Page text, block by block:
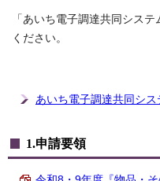
「あいち電子調達共同シス
ください。
あいち電子調達共同シス
1.申請要領